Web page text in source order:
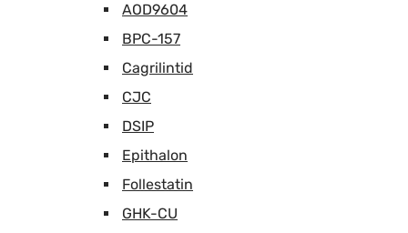
AOD9604
BPC-157
Cagrilintid
CJC
DSIP
Epithalon
Follestatin
GHK-CU